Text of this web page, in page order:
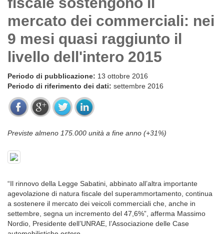
mercato dei commerciali: nei
9 mesi quasi raggiunto il
livello dell'intero 2015
Periodo di pubblicazione: 13 ottobre 2016
Periodo di riferimento dei dati: settembre 2016
Previste almeno 175.000 unità a fine anno (+31%)
“Il rinnovo della Legge Sabatini, abbinato all’altra importante
agevolazione di natura fiscale del superammortamento, continua
a sostenere il mercato dei veicoli commerciali che, anche in
settembre, segna un incremento del 47,6%”, afferma Massimo
Nordio, Presidente dell’UNRAE, l’Associazione delle Case